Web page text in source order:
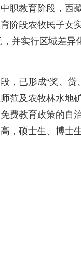
职教育阶段，西
阶段农牧民子女
并实行区域差异
，已形成“奖、
范及农牧林水地
费教育政策的自
，硕士生、博士